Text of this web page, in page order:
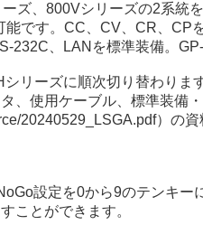
ズ、800Vシリーズの2系統
です。CC、CV、CR、
232C、LANを標準装備。
リーズに順次切り替わり
、使用ケーブル、標準装備
20240529_LSGA.pdf）の資
設定を0から9のテンキ
ことができます。